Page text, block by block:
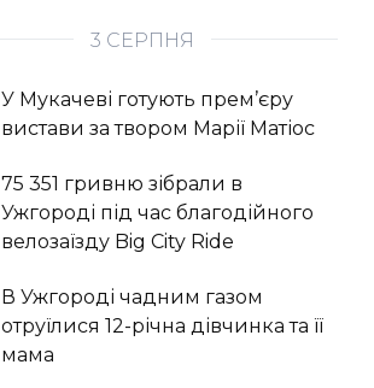
3 СЕРПНЯ
У Мукачеві готують прем’єру
вистави за твором Марії Матіос
75 351 гривню зібрали в
Ужгороді під час благодійного
велозаїзду Big Сity Ride
В Ужгороді чадним газом
отруїлися 12-річна дівчинка та її
мама